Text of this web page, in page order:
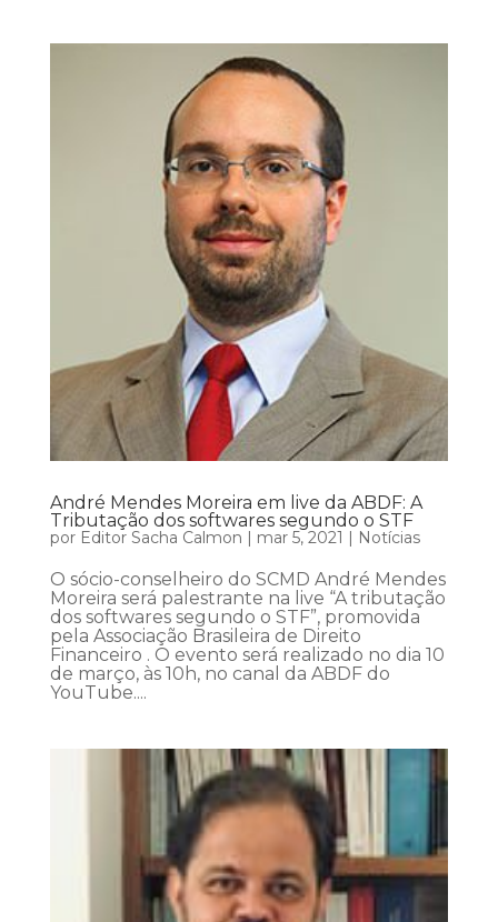
André Mendes Moreira em live da ABDF: A
Tributação dos softwares segundo o STF
por Editor Sacha Calmon | mar 5, 2021 | Notícias
O sócio-conselheiro do SCMD André Mendes
Moreira será palestrante na live “A tributação
dos softwares segundo o STF”, promovida
pela Associação Brasileira de Direito
Financeiro . O evento será realizado no dia 10
de março, às 10h, no canal da ABDF do
YouTube....